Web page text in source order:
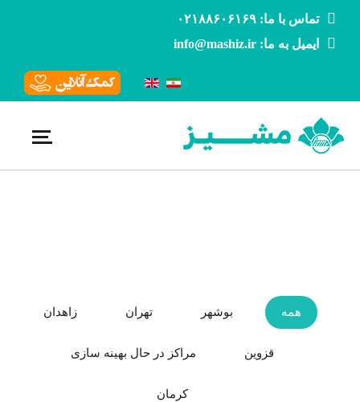
تماس با ما: ۰۲۱۸۸۶۰۶۱۶۹
ایمیل به ما: info@mashiz.ir
همه بوشهر تهران زاهدان
قزوین مراکز در حال بهینه سازی
کرمان